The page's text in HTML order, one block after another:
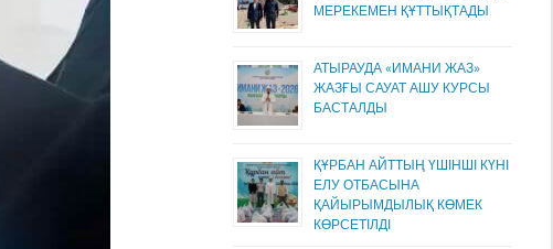
МЕРЕКЕМЕН ҚҰТТЫҚТАДЫ
АТЫРАУДА «ИМАНИ ЖАЗ»
ЖАЗҒЫ САУАТ АШУ КУРСЫ
БАСТАЛДЫ
ҚҰРБАН АЙТТЫҢ ҮШІНШІ КҮНІ
ЕЛУ ОТБАСЫНА
ҚАЙЫРЫМДЫЛЫҚ КӨМЕК
КӨРСЕТІЛДІ